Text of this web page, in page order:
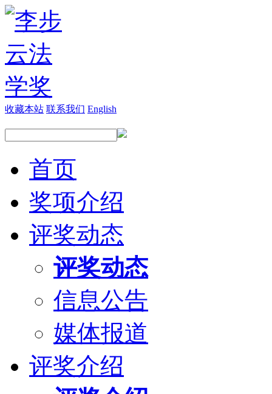
收藏本站 联系我们 English
首页
奖项介绍
评奖动态
评奖动态
信息公告
媒体报道
评奖介绍